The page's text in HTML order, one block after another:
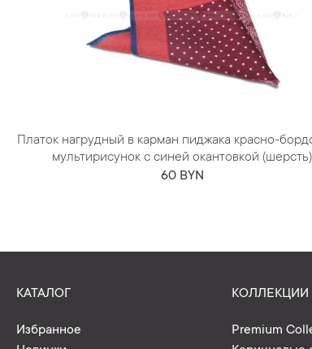
Платок нагрудный в карман пиджака красно-
мультирисунок с синей окантовкой (шерсть)
60 BYN
КАТАЛОГ
Избранное
КОЛЛЕКЦИИ
Premium